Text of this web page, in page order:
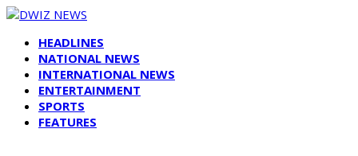
HEADLINES
NATIONAL NEWS
INTERNATIONAL NEWS
ENTERTAINMENT
SPORTS
FEATURES